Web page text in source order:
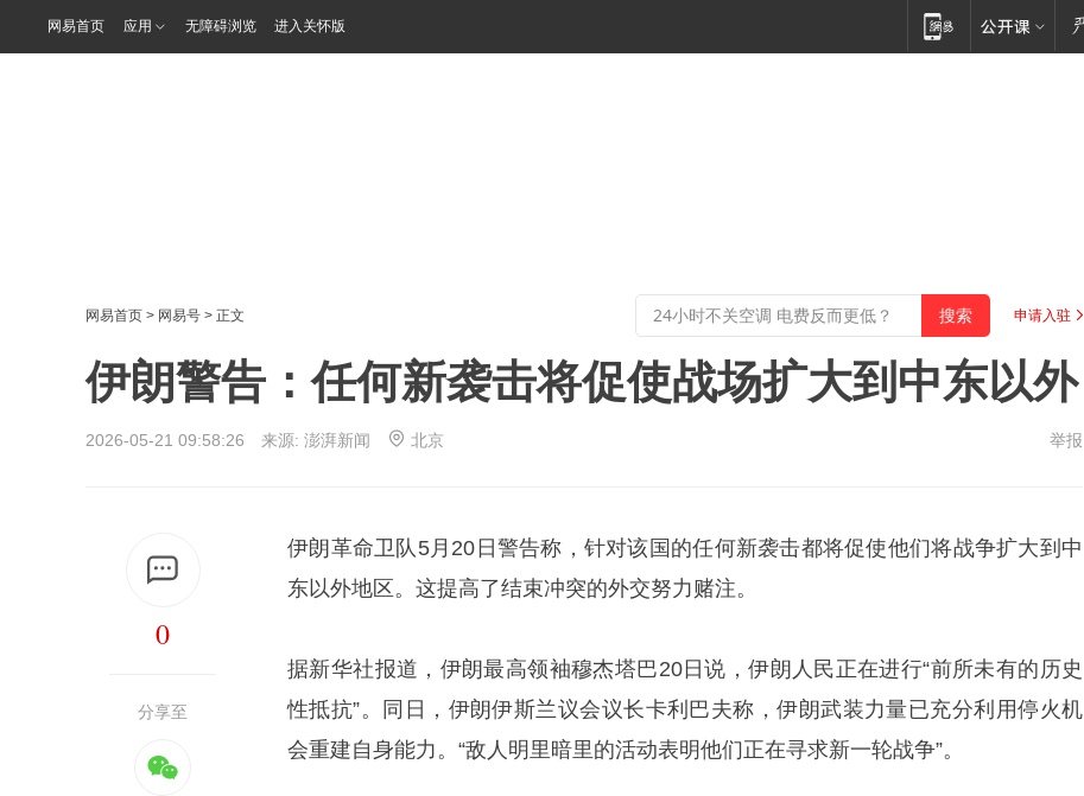
网易首页 应用 无障碍浏览 进入关怀版
网易首页 > 网易号 > 正文 申请入驻
伊朗警告：任何新袭击将促使战场扩大到中东以外
2026-05-21 09:58:26 来源: 澎湃新闻 北京 举报
0
分享至
伊朗革命卫队5月20日警告称，针对该国的任何新袭击都将促使他们将战争扩大到中
东以外地区。这提高了结束冲突的外交努力赌注。
据新华社报道，伊朗最高领袖穆杰塔巴20日说，伊朗人民正在进行“前所未有的历史
性抵抗”。同日，伊朗伊斯兰议会议长卡利巴夫称，伊朗武装力量已充分利用停火机
会重建自身能力。“敌人明里暗里的活动表明他们正在寻求新一轮战争”。